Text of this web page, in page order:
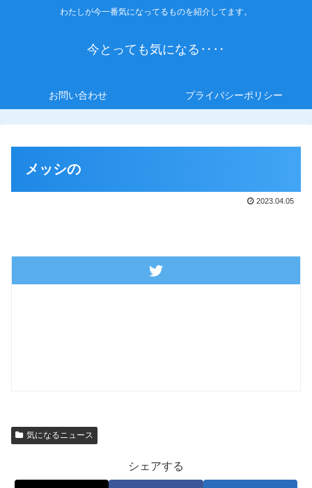
わたしが今一番気になってるものを紹介してます。
今とっても気になる‥‥
お問い合わせ プライバシーポリシー
メッシの
2023.04.05
気になるニュース
シェアする